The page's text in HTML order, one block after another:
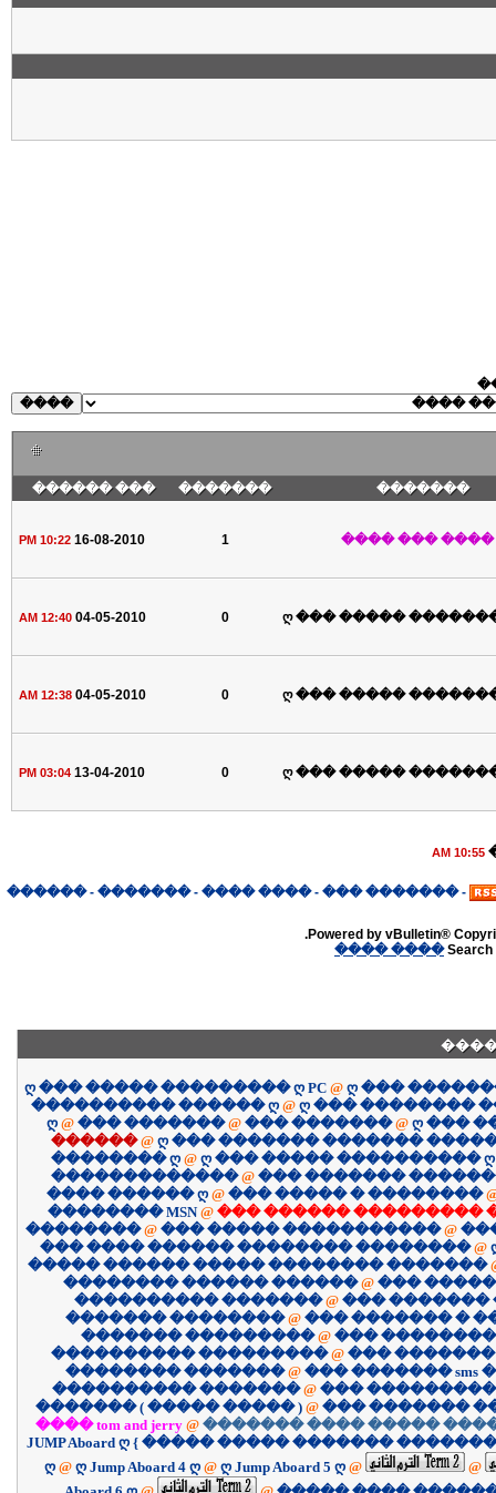
�������
�������
��� ������
����� ����
1
16-08-2010
10:22 PM
ღ ��� �����
0
04-05-2010
12:40 AM
ღ ��� �����
0
04-05-2010
12:38 AM
ღ ��� �����
0
13-04-2010
03:04 PM
10:55 AM
-
������� ���
-
���� ����
-
�������
-
������
Powered by vBulletin®
Search
���� ����
ღ ��� ����� ��������� ღ PC @ ღ ���
���������� ������ ღ @ ღ ��� ��������
ღ @ ��� ������� @ ��� ������� @ ღ ���
������ @ ღ ��� ������� �������
�������� ღ @ ღ ��� ����� ���������� ღ
������������� @ ��� �������
���� ������ ღ @ ��� ����� � ��������
�������� MSN @ ��� ������ ���������
�������� @ ��� ����� ����������� @
��� ���� ������ �������� �������� @
����� ������ ����� �������� �������
�������� ������ ������ @ ���
���������� ������� @ ��� �������
������� �������� @ ��� ������� �
������� ��������� @ ���
���������� ��������� @ ���
�������� ������� @ ��� ������� sms �
���������� ������� @ ���
������� ( ����� ����� ) @ ��� �������
���� tom and jerry @ ������� ���� �����
JUMP Aboard ღ { ����� ����� �������
ღ @ ღ Jump Aboard 4 ღ @ ღ Jump Aboard 5 ღ @
@